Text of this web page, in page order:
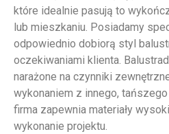
które idealnie pasują to
lub mieszkaniu. Posiadamy
odpowiednio dobiorą styl
oczekiwaniami klienta.
narażone na czynniki
wykonaniem z innego,
firma zapewnia materiały
wykonanie projektu.